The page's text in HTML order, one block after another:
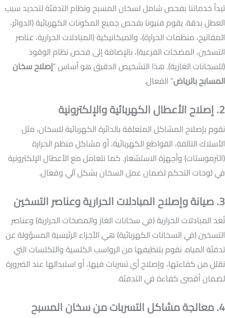
تبدأ خدماتنا بفحص شامل لسخان المسبح ونظام التدفئة لتحديد سبب
العطل بدقة. يقوم فنيونا بفحص جميع المكونات الكهربائية (الدوائر،
المفاتيح، منظمات الحرارة)، والميكانيكية (المبادلات الحرارية، عناصر
التسخين، المضخات الفرعية)، بالإضافة إلى فحص نظام الوقود
(للسخانات الغازية). هذا التشخيص الدقيق هو أساس “إصلاح سخان
المسابح بالرياض” الفعال.
2. إصلاح الأعطال الكهربائية والإلكترونية
نقوم بإصلاح المشاكل المتعلقة بالدائرة الكهربائية للسخان، مثل
الأسلاك التالفة، القواطع الكهربائية، أو مشاكل منظم الحرارة
(الثرموستات) وأجهزة الاستشعار. كما نتعامل مع الأعطال الإلكترونية
في لوحات التحكم لضمان عمل السخان بشكل آلي وفعال.
3. صيانة وإصلاح المبادلات الحرارية وعناصر التسخين
تُعد المبادلات الحرارية (في سخانات الغاز والمضخات الحرارية) وعناصر
التسخين (في السخانات الكهربائية) هي الأجزاء الرئيسية المسؤولة عن
تدفئة المياه. نقوم بتنظيفها من الرواسب الكلسية والتكلسات التي
تقلل من كفاءتها، وإصلاح أي تسربات فيها، أو استبدالها عند الضرورة
لضمان أقصى كفاءة في التدفئة.
4. معالجة مشاكل التسربات من سخان المسبح